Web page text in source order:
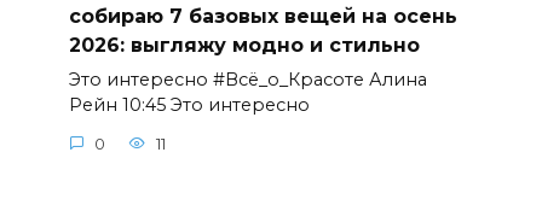
собираю 7 базовых вещей на осень
2026: выгляжу модно и стильно
Это интересно #Всё_о_Красоте Алина
Рейн 10:45 Это интересно
0 11